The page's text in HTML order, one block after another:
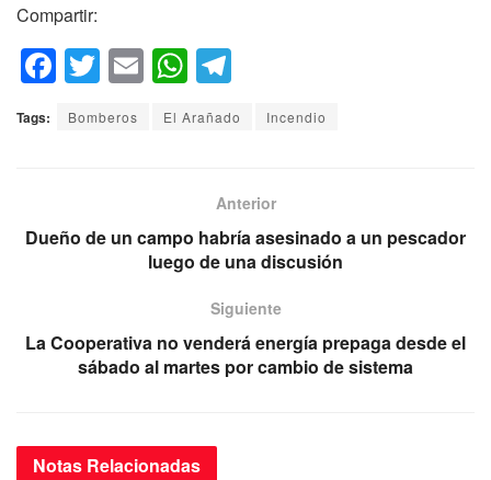
Compartir:
F
a
c
o
T
wi
tt
E
m
ail
W
h
at
p
p
e
a
m
Tags: Bomberos El Arañado Incendio
Anterior
Dueño de un campo habría asesinado a un pescador
luego de una discusión
Siguiente
La Cooperativa no venderá energía prepaga desde el
sábado al martes por cambio de sistema
Notas Relacionadas